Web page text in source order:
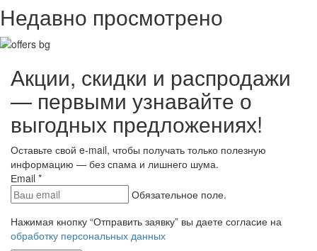
Недавно просмотрено
Акции, скидки и распродажи
— первыми узнавайте о
выгодных предложениях!
Оставьте свой e-mail, чтобы получать только полезную
информацию — без спама и лишнего шума.
Еmail *
Обязательное поле.
Нажимая кнопку “Отправить заявку” вы даете согласие на
обработку персональных данных